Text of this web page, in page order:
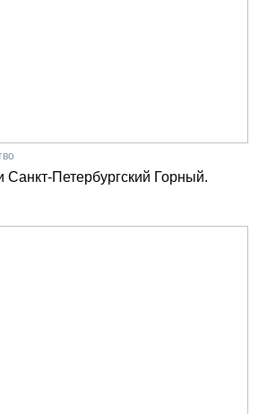
Санкт-Петербургский Горный.